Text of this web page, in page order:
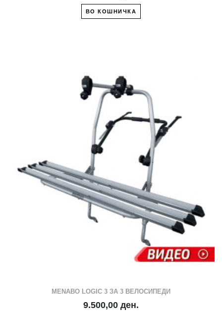
ВО КОШНИЧКА
MENABO LOGIC 3 ЗА 3 ВЕЛОСИПЕДИ
9.500,00 ден.